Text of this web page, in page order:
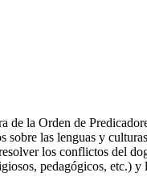
de la Orden de
las lenguas y
los conflictos del
pedagógicos, etc.)